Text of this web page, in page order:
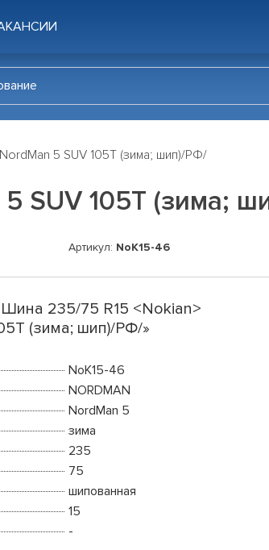
5 SUV 105T (зима; шип)/РФ/
SUV 105T (зима;
Артикул: NoK15-46
235/75 R15 <Nokian>
(зима; шип)/РФ/»
NoK15-46
NORDMAN
NordMan 5
зима
235
75
шипованная
15
-